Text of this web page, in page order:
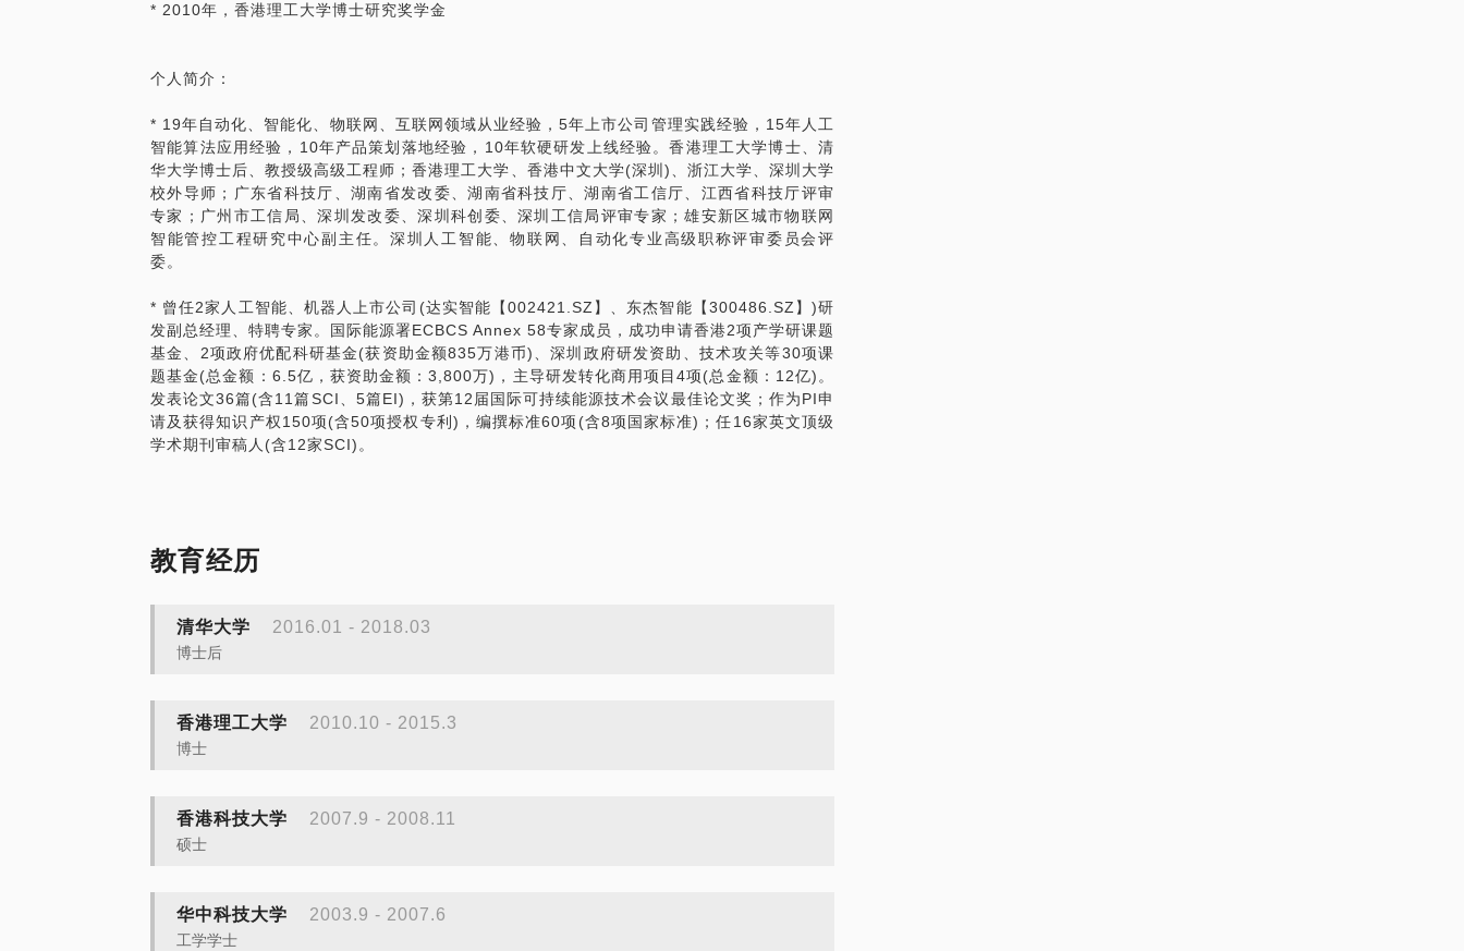
* 2010年，香港理工大学博士研究奖学金
个人简介：
* 19年自动化、智能化、物联网、互联网领域从业经验，5年上市公司管理实践经验，15年人工
智能算法应用经验，10年产品策划落地经验，10年软硬研发上线经验。香港理工大学博士、清
华大学博士后、教授级高级工程师；香港理工大学、香港中文大学(深圳)、浙江大学、深圳大学
校外导师；广东省科技厅、湖南省发改委、湖南省科技厅、湖南省工信厅、江西省科技厅评审
专家；广州市工信局、深圳发改委、深圳科创委、深圳工信局评审专家；雄安新区城市物联网
智能管控工程研究中心副主任。深圳人工智能、物联网、自动化专业高级职称评审委员会评
委。
* 曾任2家人工智能、机器人上市公司(达实智能【002421.SZ】、东杰智能【300486.SZ】)研
发副总经理、特聘专家。国际能源署ECBCS Annex 58专家成员，成功申请香港2项产学研课题
基金、2项政府优配科研基金(获资助金额835万港币)、深圳政府研发资助、技术攻关等30项课
题基金(总金额：6.5亿，获资助金额：3,800万)，主导研发转化商用项目4项(总金额：12亿)。
发表论文36篇(含11篇SCI、5篇EI)，获第12届国际可持续能源技术会议最佳论文奖；作为PI申
请及获得知识产权150项(含50项授权专利)，编撰标准60项(含8项国家标准)；任16家英文顶级
学术期刊审稿人(含12家SCI)。
教育经历
清华大学 2016.01 - 2018.03
博士后
香港理工大学 2010.10 - 2015.3
博士
香港科技大学 2007.9 - 2008.11
硕士
华中科技大学 2003.9 - 2007.6
工学学士